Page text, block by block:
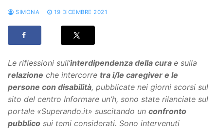
SIMONA 19 DICEMBRE 2021
Le riflessioni sull’interdipendenza della cura e sulla
relazione che intercorre tra i/le caregiver e le
persone con disabilità, pubblicate nei giorni scorsi sul
sito del centro Informare un’h, sono state rilanciate sul
portale «Superando.it» suscitando un confronto
pubblico sui temi considerati. Sono intervenuti